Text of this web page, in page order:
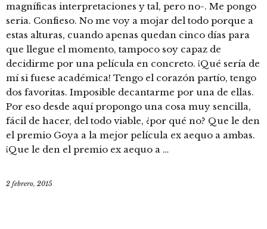
magníficas interpretaciones y tal, pero no-. Me pongo
seria. Confieso. No me voy a mojar del todo porque a
estas alturas, cuando apenas quedan cinco días para
que llegue el momento, tampoco soy capaz de
decidirme por una película en concreto. ¡Qué sería de
mí si fuese académica! Tengo el corazón partío, tengo
dos favoritas. Imposible decantarme por una de ellas.
Por eso desde aquí propongo una cosa muy sencilla,
fácil de hacer, del todo viable, ¿por qué no? Que le den
el premio Goya a la mejor película ex aequo a ambas.
¡Que le den el premio ex aequo a …
2 febrero, 2015